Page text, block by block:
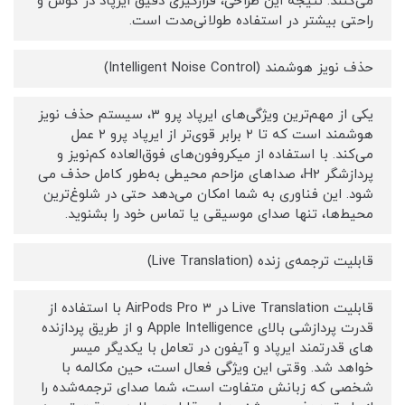
راحتی بیشتر در استفاده طولانی‌مدت است.
حذف نویز هوشمند (Intelligent Noise Control)
یکی از مهم‌ترین ویژگی‌های ایرپاد پرو 3، سیستم حذف نویز
هوشمند است که تا ۲ برابر قوی‌تر از ایرپاد پرو ۲ عمل
می‌کند. با استفاده از میکروفون‌های فوق‌العاده کم‌نویز و
پردازشگر H2، صداهای مزاحم محیطی به‌طور کامل حذف می
شود. این فناوری به شما امکان می‌دهد حتی در شلوغ‌ترین
محیط‌ها، تنها صدای موسیقی یا تماس خود را بشنوید.
قابلیت ترجمه‌ی زنده (Live Translation)
قابلیت Live Translation در AirPods Pro 3 با استفاده از
قدرت پردازشی بالای Apple Intelligence و از طریق پردازنده
های قدرتمند ایرپاد و آیفون در تعامل با یکدیگر میسر
خواهد شد. وقتی این ویژگی فعال است، حین مکالمه با
شخصی که زبانش متفاوت است، شما صدای ترجمه‌شده را